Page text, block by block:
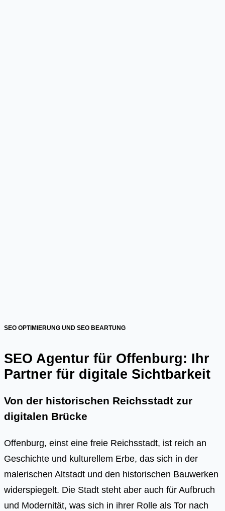
SEO OPTIMIERUNG UND SEO BEARTUNG
SEO Agentur für Offenburg: Ihr
Partner für digitale Sichtbarkeit
Von der historischen Reichsstadt zur
digitalen Brücke
Offenburg, einst eine freie Reichsstadt, ist reich an
Geschichte und kulturellem Erbe, das sich in der
malerischen Altstadt und den historischen Bauwerken
widerspiegelt. Die Stadt steht aber auch für Aufbruch
und Modernität, was sich in ihrer Rolle als Tor nach